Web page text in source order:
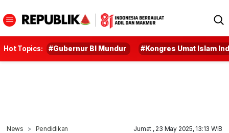
Hot Topics: #Gubernur BI Mundur #Kongres Umat Islam
News Pendidikan Jumat , 23 May 2025, 13:13 WIB